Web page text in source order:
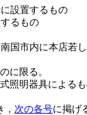
設置するもの
るもの
国市内に本店若
に限る。
照明器具によるも
次の各号に掲げ